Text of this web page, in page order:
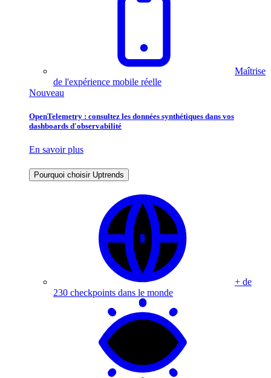
Maîtrise
de l'expérience mobile réelle
Nouveau
OpenTelemetry : consultez les données synthétiques dans vos
dashboards d'observabilité
En savoir plus
Pourquoi choisir Uptrends
+ de
230 checkpoints dans le monde